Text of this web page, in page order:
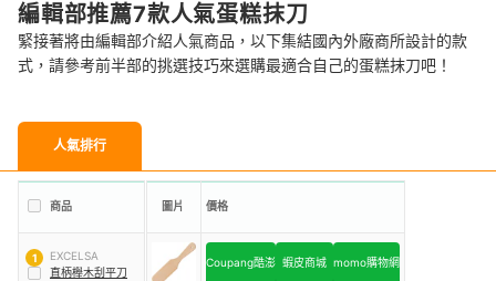
編輯部推薦7款人氣蛋糕抹刀
緊接著將由編輯部介紹人氣商品，以下集結國內外廠商所設計的款
式，請參考前半部的挑選技巧來選購最適合自己的蛋糕抹刀吧！
人氣排行
商品 圖片 價格
1
EXCELSA
直柄櫸木刮平刀
Coupang酷澎 蝦皮商城 momo購物網